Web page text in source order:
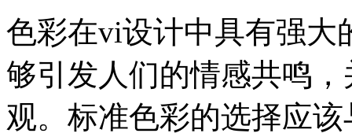
色彩在vi设计中具有强大
够引发人们的情感共鸣
观。标准色彩的选择应